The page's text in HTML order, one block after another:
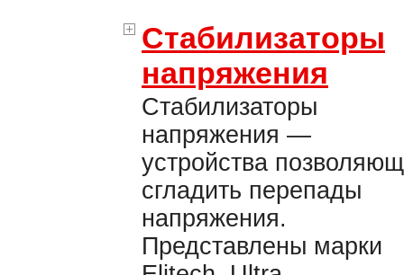
Стабилизаторы
напряжения
Стабилизаторы
напряжения —
устройства
сгладить перепады
напряжения.
Представлены марки